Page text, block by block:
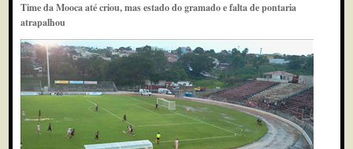
Time da Mooca até criou, mas estado do gramado e falta de pontaria
atrapalhou